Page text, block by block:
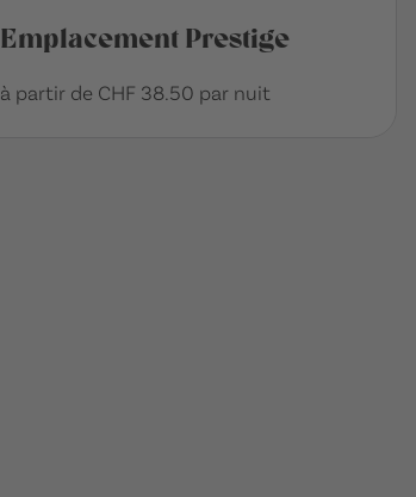
Emplacement Prestige
à partir de CHF 38.50 par nuit